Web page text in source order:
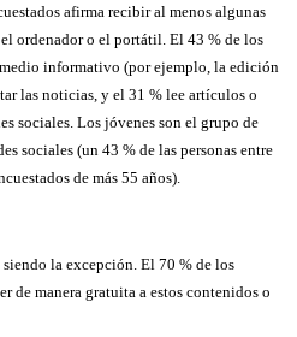
afirma recibir al menos algunas
ordenador o el portátil. El 43 % de los
informativo (por ejemplo, la edición
las noticias, y el 31 % lee artículos o
sociales. Los jóvenes son el grupo de
sociales (un 43 % de las personas entre
de más 55 años).
la excepción. El 70 % de los
de manera gratuita a estos contenidos o